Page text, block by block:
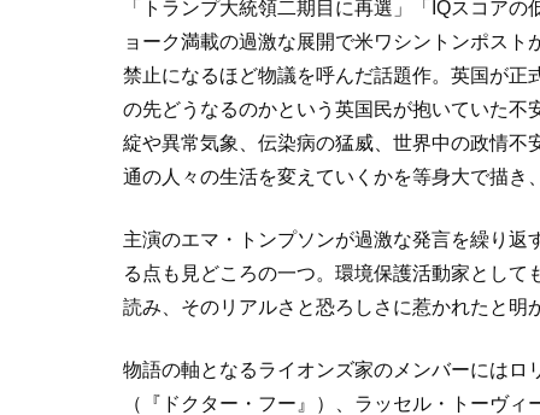
「トランプ大統領二期目に再選」「IQスコア
ョーク満載の過激な展開で米ワシントンポス
禁止になるほど物議を呼んだ話題作。英国が
の先どうなるのかという英国民が抱いていた
綻や異常気象、伝染病の猛威、世界中の政情
通の人々の生活を変えていくかを等身大で描き
主演のエマ・トンプソンが過激な発言を繰り
る点も見どころの一つ。環境保護活動家として
読み、そのリアルさと恐ろしさに惹かれたと明
物語の軸となるライオンズ家のメンバーには
（『ドクター・フー』）、ラッセル・トーヴ